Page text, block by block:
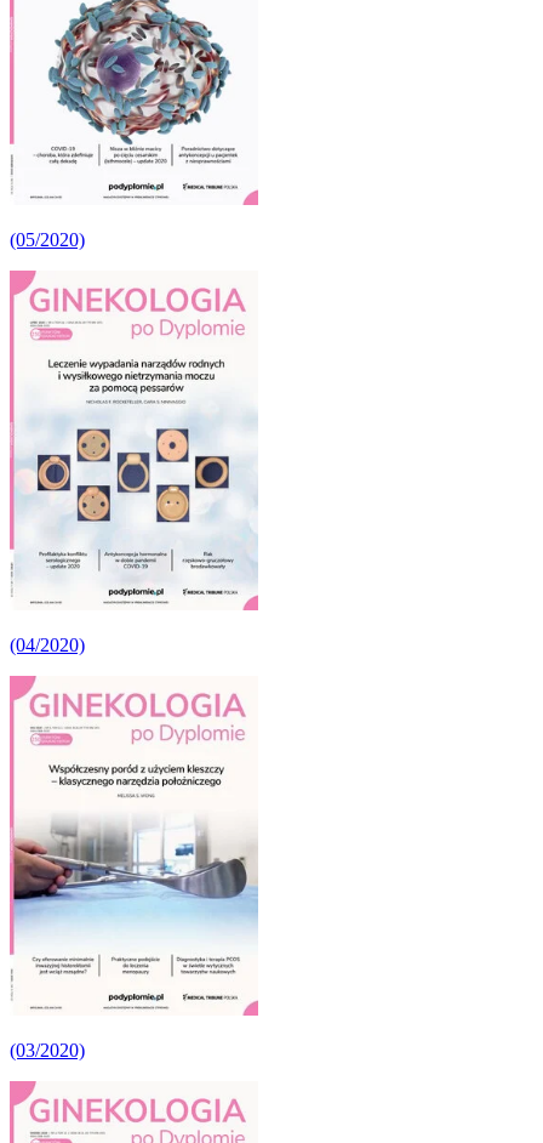
(05/2020)
(04/2020)
(03/2020)